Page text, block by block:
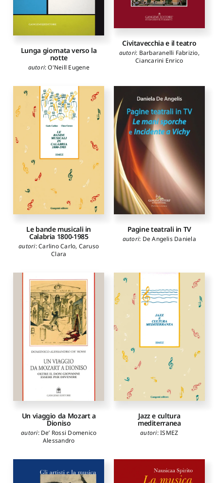
Lunga giornata verso la
notte
autori:O'Neill Eugene
Civitavecchia e il teatro
autori: Barbaranelli Fabrizio,
Ciancarini Enrico
Le bande musicali in
Calabria 1800-1985
autori:Carlino Carlo, Caruso
Clara
Pagine teatrali in TV
autori: De Angelis Daniela
Un viaggio da Mozart a
Dioniso
autori: De’ Rossi Domenico
Alessandro
Jazz e cultura
mediterranea
autori:ISMEZ